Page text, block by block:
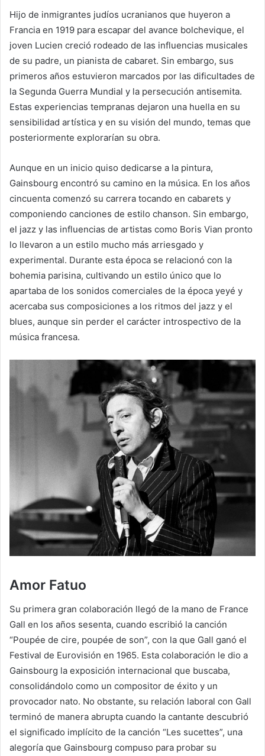
Hijo de inmigrantes judíos ucranianos que huyeron a
Francia en 1919 para escapar del avance bolchevique, el
joven Lucien creció rodeado de las influencias musicales
de su padre, un pianista de cabaret. Sin embargo, sus
primeros años estuvieron marcados por las dificultades de
la Segunda Guerra Mundial y la persecución antisemita.
Estas experiencias tempranas dejaron una huella en su
sensibilidad artística y en su visión del mundo, temas que
posteriormente explorarían su obra.
Aunque en un inicio quiso dedicarse a la pintura,
Gainsbourg encontró su camino en la música. En los años
cincuenta comenzó su carrera tocando en cabarets y
componiendo canciones de estilo chanson. Sin embargo,
el jazz y las influencias de artistas como Boris Vian pronto
lo llevaron a un estilo mucho más arriesgado y
experimental. Durante esta época se relacionó con la
bohemia parisina, cultivando un estilo único que lo
apartaba de los sonidos comerciales de la época yeyé y
acercaba sus composiciones a los ritmos del jazz y el
blues, aunque sin perder el carácter introspectivo de la
música francesa.
Amor Fatuo
Su primera gran colaboración llegó de la mano de France
Gall en los años sesenta, cuando escribió la canción
“Poupée de cire, poupée de son”, con la que Gall ganó el
Festival de Eurovisión en 1965. Esta colaboración le dio a
Gainsbourg la exposición internacional que buscaba,
consolidándolo como un compositor de éxito y un
provocador nato. No obstante, su relación laboral con Gall
terminó de manera abrupta cuando la cantante descubrió
el significado implícito de la canción “Les sucettes”, una
alegoría que Gainsbourg compuso para probar su